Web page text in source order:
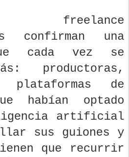
freelance
confirman una
cada vez se
productoras,
de
habían optado
artificial
sus guiones y
que recurrir